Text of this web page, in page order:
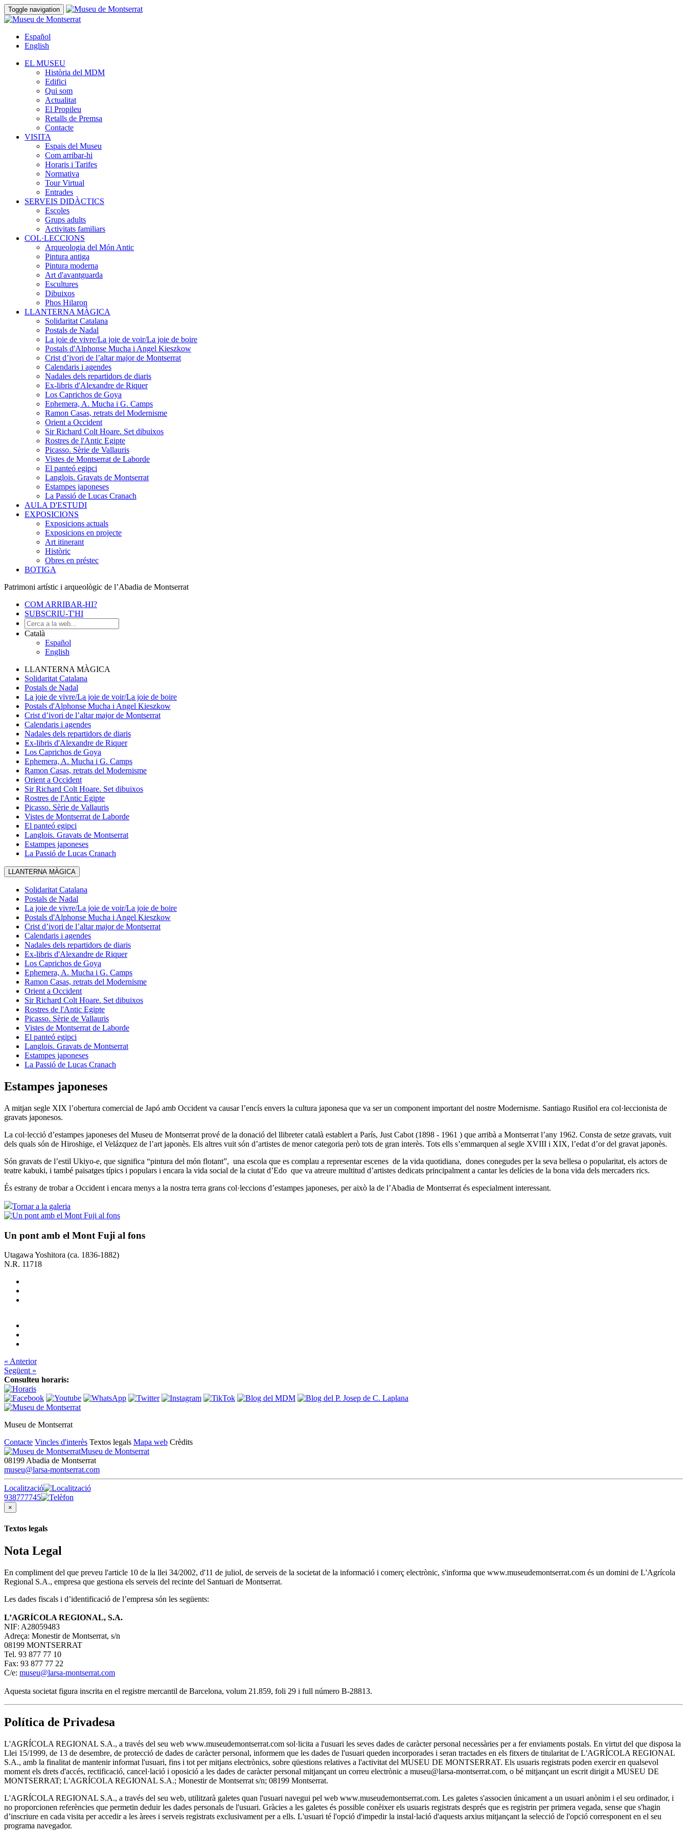
Toggle navigation
Español
English
EL MUSEU
Història del MDM
Edifici
Qui som
Actualitat
El Propileu
Retalls de Premsa
Contacte
VISITA
Espais del Museu
Com arribar-hi
Horaris i Tarifes
Normativa
Tour Virtual
Entrades
SERVEIS DIDÀCTICS
Escoles
Grups adults
Activitats familiars
COL·LECCIONS
Arqueologia del Món Antic
Pintura antiga
Pintura moderna
Art d'avantguarda
Escultures
Dibuixos
Phos Hilaron
LLANTERNA MÀGICA
Solidaritat Catalana
Postals de Nadal
La joie de vivre/La joie de voir/La joie de boire
Postals d'Alphonse Mucha i Angel Kieszkow
Crist d’ivori de l’altar major de Montserrat
Calendaris i agendes
Nadales dels repartidors de diaris
Ex-libris d'Alexandre de Riquer
Los Caprichos de Goya
Ephemera, A. Mucha i G. Camps
Ramon Casas, retrats del Modernisme
Orient a Occident
Sir Richard Colt Hoare. Set dibuixos
Rostres de l'Antic Egipte
Picasso. Sèrie de Vallauris
Vistes de Montserrat de Laborde
El panteó egipci
Langlois. Gravats de Montserrat
Estampes japoneses
La Passió de Lucas Cranach
AULA D'ESTUDI
EXPOSICIONS
Exposicions actuals
Exposicions en projecte
Art itinerant
Històric
Obres en préstec
BOTIGA
Patrimoni artístic i arqueològic de l’Abadia de Montserrat
COM ARRIBAR-HI?
SUBSCRIU-T'HI
Català
Español
English
LLANTERNA MÀGICA
Solidaritat Catalana
Postals de Nadal
La joie de vivre/La joie de voir/La joie de boire
Postals d'Alphonse Mucha i Angel Kieszkow
Crist d’ivori de l’altar major de Montserrat
Calendaris i agendes
Nadales dels repartidors de diaris
Ex-libris d'Alexandre de Riquer
Los Caprichos de Goya
Ephemera, A. Mucha i G. Camps
Ramon Casas, retrats del Modernisme
Orient a Occident
Sir Richard Colt Hoare. Set dibuixos
Rostres de l'Antic Egipte
Picasso. Sèrie de Vallauris
Vistes de Montserrat de Laborde
El panteó egipci
Langlois. Gravats de Montserrat
Estampes japoneses
La Passió de Lucas Cranach
LLANTERNA MÀGICA
Solidaritat Catalana
Postals de Nadal
La joie de vivre/La joie de voir/La joie de boire
Postals d'Alphonse Mucha i Angel Kieszkow
Crist d’ivori de l’altar major de Montserrat
Calendaris i agendes
Nadales dels repartidors de diaris
Ex-libris d'Alexandre de Riquer
Los Caprichos de Goya
Ephemera, A. Mucha i G. Camps
Ramon Casas, retrats del Modernisme
Orient a Occident
Sir Richard Colt Hoare. Set dibuixos
Rostres de l'Antic Egipte
Picasso. Sèrie de Vallauris
Vistes de Montserrat de Laborde
El panteó egipci
Langlois. Gravats de Montserrat
Estampes japoneses
La Passió de Lucas Cranach
Estampes japoneses
A mitjan segle XIX l’obertura comercial de Japó amb Occident va causar l’encís envers la cultura japonesa que va ser un component important del nostre Modernisme. Santiago Rusiñol era col·leccionista de
gravats japonesos.
La col·lecció d’estampes japoneses del Museu de Montserrat prové de la donació del llibreter català establert a París, Just Cabot (1898 - 1961 ) que arribà a Montserrat l’any 1962. Consta de setze gravats, vuit
dels quals són de Hiroshige, el Velázquez de l’art japonès. Els altres vuit són d’artistes de menor categoria però tots de gran interès. Tots ells s’emmarquen al segle XVIII i XIX, l’edat d’or del gravat japonès.
Són gravats de l’estil Ukiyo-e, que significa “pintura del món flotant”, una escola que es complau a representar escenes de la vida quotidiana, dones conegudes per la seva bellesa o popularitat, els actors de
teatre kabuki, i també paisatges típics i populars i encara la vida social de la ciutat d’Edo que va atreure multitud d’artistes dedicats principalment a cantar les delícies de la bona vida dels mercaders rics.
És estrany de trobar a Occident i encara menys a la nostra terra grans col·leccions d’estampes japoneses, per això la de l’Abadia de Montserrat és especialment interessant.
Tornar a la galeria
Un pont amb el Mont Fuji al fons
Utagawa Yoshitora (ca. 1836-1882)
N.R. 11718
« Anterior
Següent »
Consulteu horaris:
Museu de Montserrat
Contacte Vincles d'interès Textos legals Mapa web Crèdits
Museu de Montserrat
08199 Abadia de Montserrat
museu@larsa-montserrat.com
Localització
938777745
×
Textos legals
Nota Legal
En compliment del que preveu l'article 10 de la llei 34/2002, d'11 de juliol, de serveis de la societat de la informació i comerç electrònic, s'informa que www.museudemontserrat.com és un domini de L'Agrícola
Regional S.A., empresa que gestiona els serveis del recinte del Santuari de Montserrat.
Les dades fiscals i d’identificació de l’empresa són les següents:
L’AGRÍCOLA REGIONAL, S.A.
NIF: A28059483
Adreça: Monestir de Montserrat, s/n
08199 MONTSERRAT
Tel. 93 877 77 10
Fax: 93 877 77 22
C/e: museu@larsa-montserrat.com
Aquesta societat figura inscrita en el registre mercantil de Barcelona, volum 21.859, foli 29 i full número B-28813.
Política de Privadesa
L'AGRÍCOLA REGIONAL S.A., a través del seu web www.museudemontserrat.com sol·licita a l'usuari les seves dades de caràcter personal necessàries per a fer enviaments postals. En virtut del que disposa la
Llei 15/1999, de 13 de desembre, de protecció de dades de caràcter personal, informem que les dades de l'usuari queden incorporades i seran tractades en els fitxers de titularitat de L'AGRÍCOLA REGIONAL
S.A., amb la finalitat de mantenir informat l'usuari, fins i tot per mitjans electrònics, sobre qüestions relatives a l'activitat del MUSEU DE MONTSERRAT. Els usuaris registrats poden exercir en qualsevol
moment els drets d'accés, rectificació, cancel·lació i oposició a les dades de caràcter personal mitjançant un correu electrònic a museu@larsa-montserrat.com, o bé mitjançant un escrit dirigit a MUSEU DE
MONTSERRAT; L'AGRÍCOLA REGIONAL S.A.; Monestir de Montserrat s/n; 08199 Montserrat.
L'AGRÍCOLA REGIONAL S.A., a través del seu web, utilitzarà galetes quan l'usuari navegui pel web www.museudemontserrat.com. Les galetes s'associen únicament a un usuari anònim i el seu ordinador, i
no proporcionen referències que permetin deduir les dades personals de l'usuari. Gràcies a les galetes és possible conèixer els usuaris registrats després que es registrin per primera vegada, sense que s'hagin
d’inscriure en cada visita per accedir a les àrees i serveis registrats exclusivament per a ells. L'usuari té l'opció d'impedir la instal·lació d'aquests arxius mitjançant la selecció de l'opció corresponent en el seu
programa navegador.